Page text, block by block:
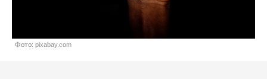
Фото: pixabay.com